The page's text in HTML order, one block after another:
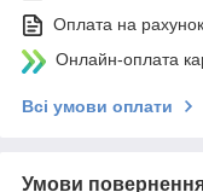
Оплата на рахунок
Онлайн-оплата
Всі умови оплати
Умови